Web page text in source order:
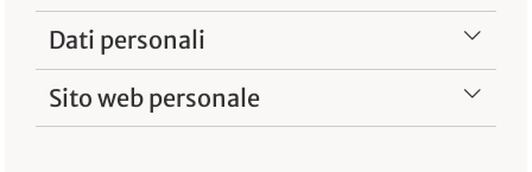
Dati personali
Sito web personale